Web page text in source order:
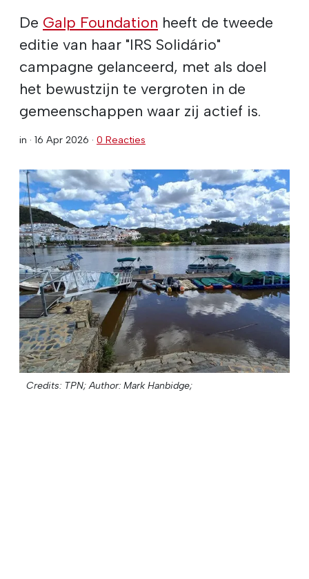
De Galp Foundation heeft de tweede
editie van haar "IRS Solidário"
campagne gelanceerd, met als doel
het bewustzijn te vergroten in de
gemeenschappen waar zij actief is.
in · 16 Apr 2026 · 0 Reacties
Credits: TPN; Author: Mark Hanbidge;